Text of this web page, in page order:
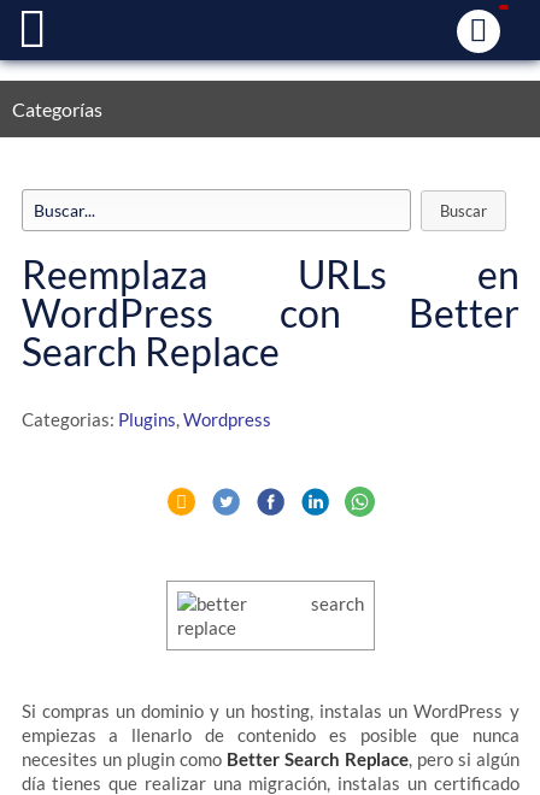
Categorías
Reemplaza URLs en
WordPress con Better
Search Replace
Categorias: Plugins,Wordpress
Si compras un dominio y un hosting, instalas un WordPress y
empiezas a llenarlo de contenido es posible que nunca
necesites un plugin como Better Search Replace, pero si algún
día tienes que realizar una migración, instalas un certificado